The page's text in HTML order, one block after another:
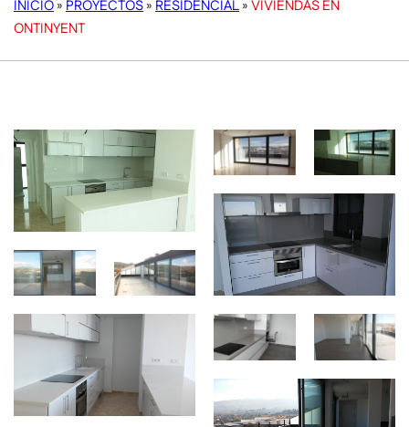
INICIO» PROYECTOS» RESIDENCIAL»VIVIENDAS EN
ONTINYENT